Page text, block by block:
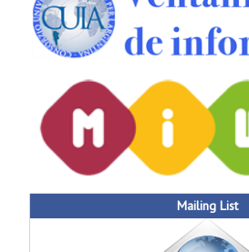
Mailing List